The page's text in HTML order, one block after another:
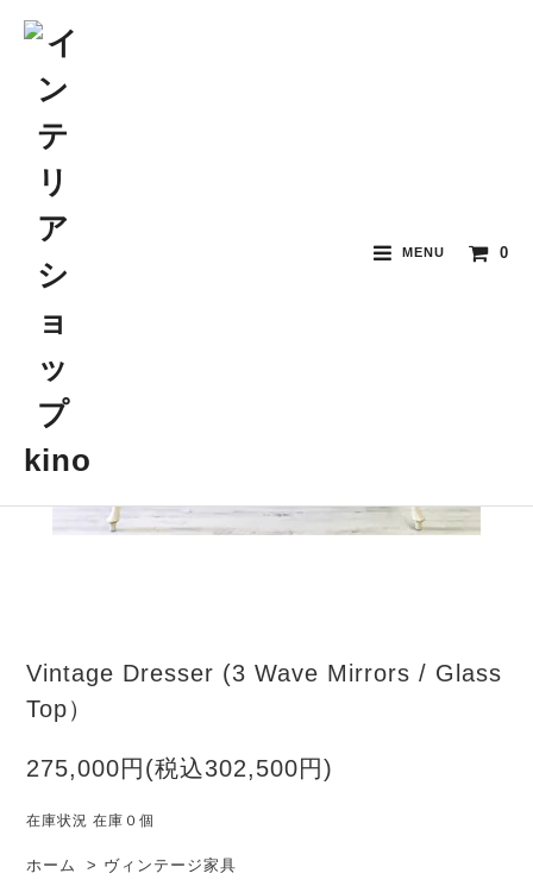
MENU 0
Vintage Dresser (3 Wave Mirrors / Glass
Top）
275,000円(税込302,500円)
在庫状況 在庫０個
ホーム > ヴィンテージ家具